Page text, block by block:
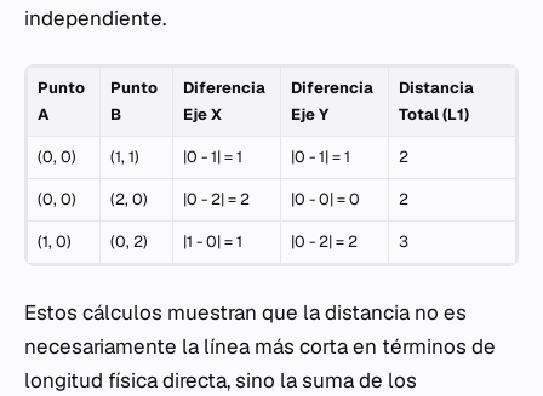
independiente.
Punto
A
Punto
B
Diferencia
Eje X
Diferencia
Eje Y
Distancia
Total (L1)
(0, 0) (1, 1) |0 - 1| = 1 |0 - 1| = 1 2
(0, 0) (2, 0) |0 - 2| = 2 |0 - 0| = 0 2
(1, 0) (0, 2) |1 - 0| = 1 |0 - 2| = 2 3
Estos cálculos muestran que la distancia no es
necesariamente la línea más corta en términos de
longitud física directa, sino la suma de los